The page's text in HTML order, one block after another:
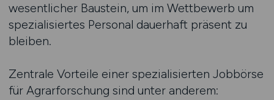
wesentlicher Baustein, um im Wettbewerb um
spezialisiertes Personal dauerhaft präsent zu
bleiben.
Zentrale Vorteile einer spezialisierten Jobbörse
für Agrarforschung sind unter anderem: